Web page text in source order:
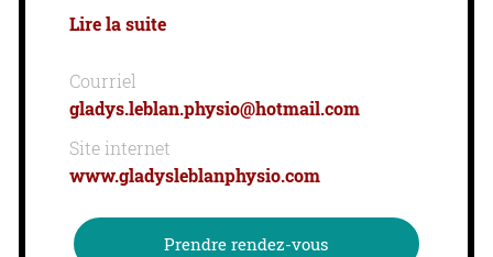
Lire la suite
Courriel
gladys.leblan.physio@hotmail.com
Site internet
www.gladysleblanphysio.com
Prendre rendez-vous